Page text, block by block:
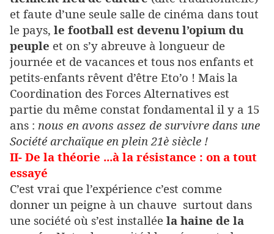
et faute d’une seule salle de cinéma dans tout
le pays, le football est devenu l’opium du
peuple et on s’y abreuve à longueur de
journée et de vacances et tous nos enfants et
petits-enfants rêvent d’être Eto’o ! Mais la
Coordination des Forces Alternatives est
partie du même constat fondamental il y a 15
ans : nous en avons assez de survivre dans une
Société archaïque en plein 21è siècle !
II- De la théorie ...à la résistance : on a tout
essayé
C’est vrai que l’expérience c’est comme
donner un peigne à un chauve surtout dans
une société où s’est installée la haine de la